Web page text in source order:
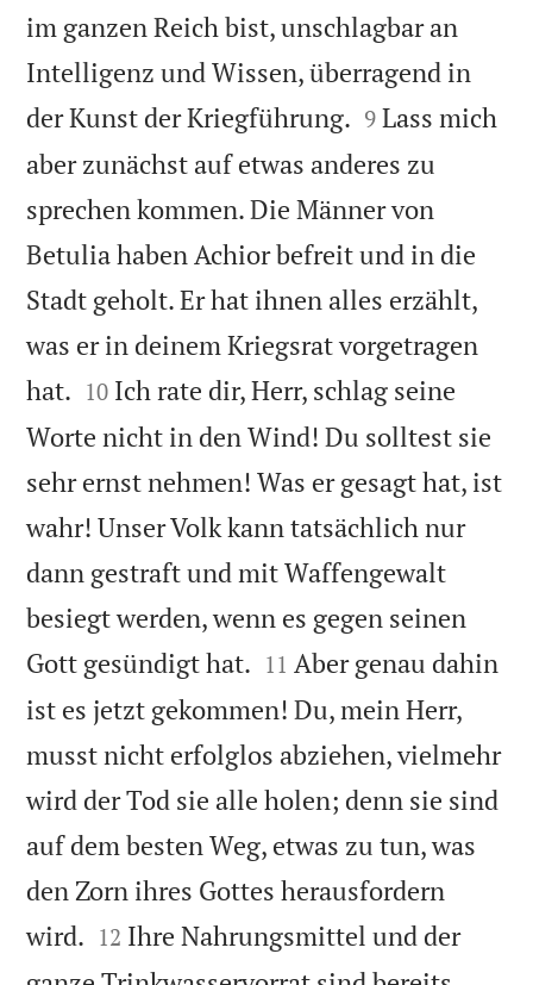
im ganzen Reich bist, unschlagbar an
Intelligenz und Wissen, überragend in
der Kunst der Kriegführung. 

9 Lass mich
aber zunächst auf etwas anderes zu
sprechen kommen. Die Männer von
Betulia haben Achior befreit und in die
Stadt geholt. Er hat ihnen alles erzählt,
was er in deinem Kriegsrat vorgetragen
hat. 

10 Ich rate dir, Herr, schlag seine
Worte nicht in den Wind! Du solltest sie
sehr ernst nehmen! Was er gesagt hat, ist
wahr! Unser Volk kann tatsächlich nur
dann gestraft und mit Waffengewalt
besiegt werden, wenn es gegen seinen
Gott gesündigt hat. 

11 Aber genau dahin
ist es jetzt gekommen! Du, mein Herr,
musst nicht erfolglos abziehen, vielmehr
wird der Tod sie alle holen; denn sie sind
auf dem besten Weg, etwas zu tun, was
den Zorn ihres Gottes herausfordern
wird. 

12 Ihre Nahrungsmittel und der